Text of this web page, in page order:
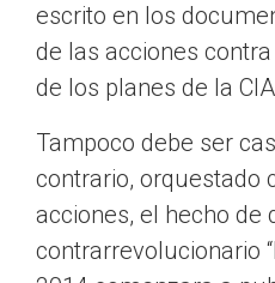
escrito en los
de las acciones
de los planes de la
Tampoco debe ser
contrario, orquestado
acciones, el hecho de
contrarrevolucionario